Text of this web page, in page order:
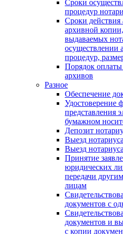
Сроки
процедур
Сроки действия
архивной
выдаваемых
осуществлении
процедур,
Порядок
архивов
Разное
Обеспечение
Удостоверение
представления
бумажном
Депозит
Выезд
Выезд
Принятие
юридических
передачи
лицам
документов с
документов и
с копии